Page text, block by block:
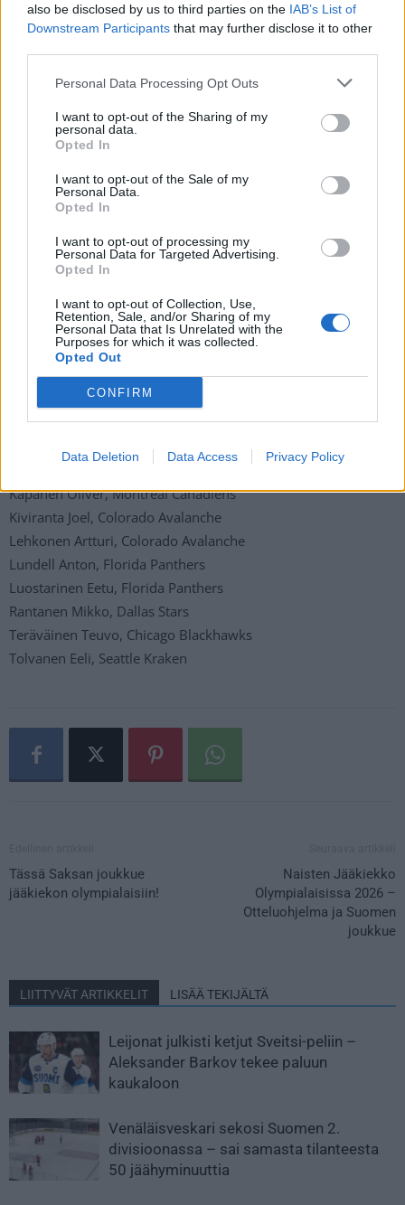
also be disclosed by us to third parties on the IAB’s List of
Downstream Participants that may further disclose it to other
Personal Data Processing Opt Outs
I want to opt-out of the Sharing of my
personal data.
Opted In
I want to opt-out of the Sale of my
Personal Data.
Opted In
I want to opt-out of processing my
Personal Data for Targeted Advertising.
Opted In
I want to opt-out of Collection, Use,
Retention, Sale, and/or Sharing of my
Personal Data that Is Unrelated with the
Purposes for which it was collected.
Opted Out
CONFIRM
Data Deletion Data Access Privacy Policy
Luukkonen Ukko-Pekka, Buffalo Sabres
Heiskanen Miro, Dallas Stars
Jokiharju Henri, Boston Bruins
Lindell Esa, Dallas Stars
Matinpalo Nikolas, Ottawa Senators
Mikkola Niko, Florida Panthers
Määttä Olli, Utah Mammoth
Ristolainen Rasmus, Philadelphia Flyers
Hyökkääjät:
Aho Sebastian, Carolina Hurricanes
Armia Joel, Los Angeles Kings
Granlund Mikael, Anaheim Ducks
Haula Erik, Nashville Predators
Hintz Roope, Dallas Stars
Kapanen Oliver, Montreal Canadiens
Kiviranta Joel, Colorado Avalanche
Lehkonen Artturi, Colorado Avalanche
Lundell Anton, Florida Panthers
Luostarinen Eetu, Florida Panthers
Rantanen Mikko, Dallas Stars
Teräväinen Teuvo, Chicago Blackhawks
Tolvanen Eeli, Seattle Kraken
Tässä Saksan joukkue
jääkiekon olympialaisiin!
Naisten Jääkiekko
Olympialaisissa 2026 –
Otteluohjelma ja Suomen
joukkue
LIITTYVÄT ARTIKKELIT LISÄÄ TEKIJÄLTÄ
Leijonat julkisti ketjut Sveitsi-peliin –
Aleksander Barkov tekee paluun
kaukaloon
Venäläisveskari sekosi Suomen 2.
divisioonassa – sai samasta tilanteesta
50 jäähyminuuttia